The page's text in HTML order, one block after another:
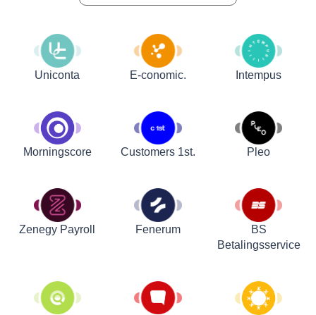
Uniconta E-conomic. Intempus
Morningscore Customers 1st. Pleo
Zenegy Payroll Fenerum
BS
Betalingsservice